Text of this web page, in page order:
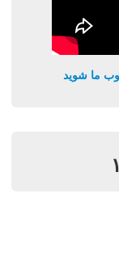
ما شوید